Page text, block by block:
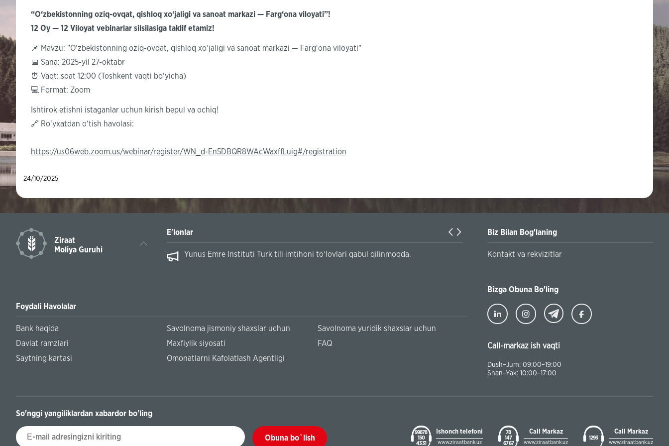
“O‘zbekistonning oziq-ovqat, qishloq xo‘jaligi va sanoat markazi — Farg‘ona viloyati”!
12 Oy — 12 Viloyat vebinarlar silsilasiga taklif etamiz!
📌 Mavzu: "O‘zbekistonning oziq-ovqat, qishloq xo‘jaligi va sanoat markazi — Farg‘ona viloyati"
📅 Sana: 2025-yil 27-oktabr
⏰ Vaqt: soat 12:00 (Toshkent vaqti bo‘yicha)
💻 Format: Zoom
Ishtirok etishni istaganlar uchun kirish bepul va ochiq!
🔗 Ro‘yxatdan o‘tish havolasi:
https://us06web.zoom.us/webinar/register/WN_d-En5DBQR8WAcWaxffLuig#/registration
24/10/2025
Ziraat
Moliya Guruhi
E'lonlar
Yunus Emre Instituti Turk tili imtihoni to‘lovlari qabul qilinmoqda.
Turkiyaning Anadolu universitetida ta’lim oladigan
Foydali Havolalar
Bank haqida Savolnoma jismoniy shaxslar uchun
Savolnoma yuridik shaxslar uchun
Davlat ramzlari
Maxfiylik siyosati
FAQ
Saytning kartasi
Omonatlarni Kafolatlash Agentligi
Biz Bilan Bog'laning
Kontakt va rekvizitlar
Bizga Obuna Bo'ling
Call-markaz ish vaqti
Dush–Jum: 09:00–19:00
Shan–Yak: 10:00–17:00
So'nggi yangiliklardan xabardor bo'ling
Obuna bo`lish
99878
150
43 31
Ishonch telefoni
www.ziraatbank.uz
78
147
67 67
Call Markaz
www.ziraatbank.uz
1293
Call Markaz
www.ziraatbank.uz